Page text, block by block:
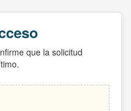
que la solicitud